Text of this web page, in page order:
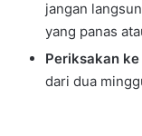
jangan
yang panas
Periksakan
dari dua